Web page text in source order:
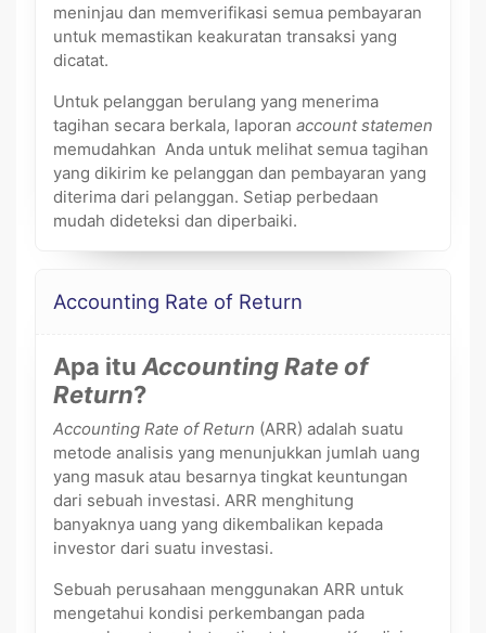
meninjau dan memverifikasi semua pembayaran
untuk memastikan keakuratan transaksi yang
dicatat.
Untuk pelanggan berulang yang menerima
tagihan secara berkala, laporan account statemen
memudahkan Anda untuk melihat semua tagihan
yang dikirim ke pelanggan dan pembayaran yang
diterima dari pelanggan. Setiap perbedaan
mudah dideteksi dan diperbaiki.
Accounting Rate of Return
Apa itu Accounting Rate of
Return?
Accounting Rate of Return (ARR) adalah suatu
metode analisis yang menunjukkan jumlah uang
yang masuk atau besarnya tingkat keuntungan
dari sebuah investasi. ARR menghitung
banyaknya uang yang dikembalikan kepada
investor dari suatu investasi.
Sebuah perusahaan menggunakan ARR untuk
mengetahui kondisi perkembangan pada